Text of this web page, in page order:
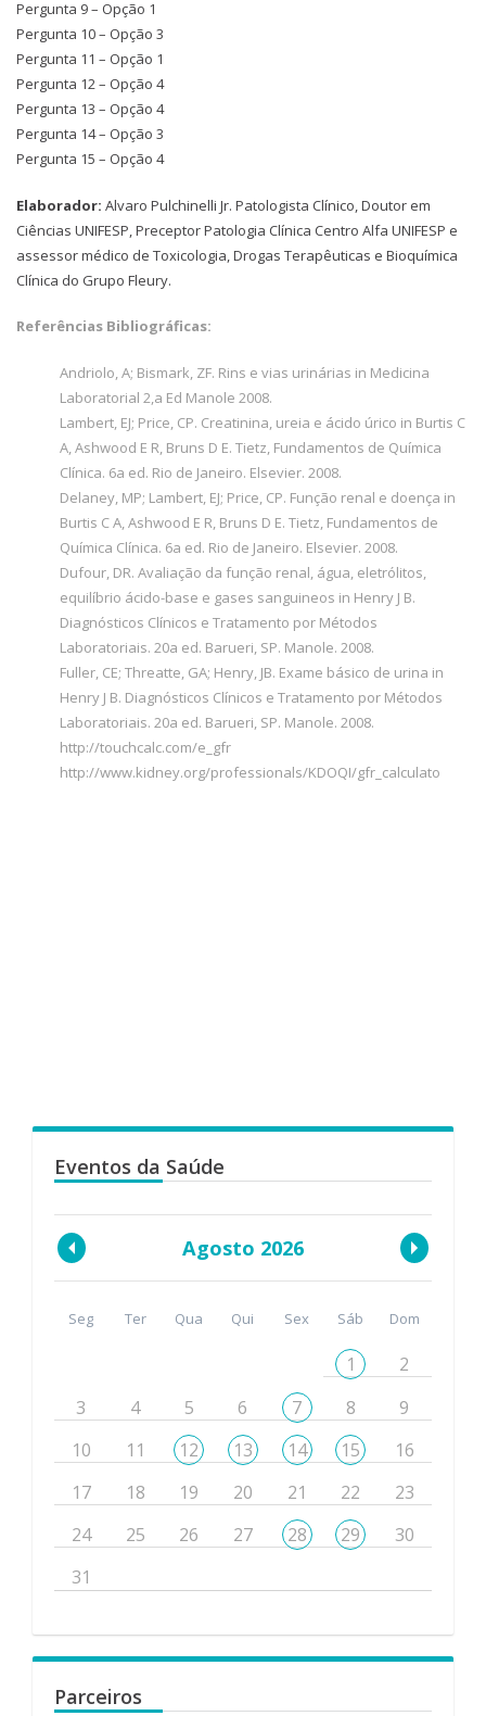
Pergunta 9 – Opção 1
Pergunta 10 – Opção 3
Pergunta 11 – Opção 1
Pergunta 12 – Opção 4
Pergunta 13 – Opção 4
Pergunta 14 – Opção 3
Pergunta 15 – Opção 4
Elaborador: Alvaro Pulchinelli Jr. Patologista Clínico, Doutor em
Ciências UNIFESP, Preceptor Patologia Clínica Centro Alfa UNIFESP e
assessor médico de Toxicologia, Drogas Terapêuticas e Bioquímica
Clínica do Grupo Fleury.
Referências Bibliográficas:
Andriolo, A; Bismark, ZF. Rins e vias urinárias in Medicina
Laboratorial 2,a Ed Manole 2008.
Lambert, EJ; Price, CP. Creatinina, ureia e ácido úrico in Burtis C
A, Ashwood E R, Bruns D E. Tietz, Fundamentos de Química
Clínica. 6a ed. Rio de Janeiro. Elsevier. 2008.
Delaney, MP; Lambert, EJ; Price, CP. Função renal e doença in
Burtis C A, Ashwood E R, Bruns D E. Tietz, Fundamentos de
Química Clínica. 6a ed. Rio de Janeiro. Elsevier. 2008.
Dufour, DR. Avaliação da função renal, água, eletrólitos,
equilíbrio ácido-base e gases sanguineos in Henry J B.
Diagnósticos Clínicos e Tratamento por Métodos
Laboratoriais. 20a ed. Barueri, SP. Manole. 2008.
Fuller, CE; Threatte, GA; Henry, JB. Exame básico de urina in
Henry J B. Diagnósticos Clínicos e Tratamento por Métodos
Laboratoriais. 20a ed. Barueri, SP. Manole. 2008.
http://touchcalc.com/e_gfr
http://www.kidney.org/professionals/KDOQI/gfr_calculato
Eventos da Saúde
Agosto 2026
Seg Ter Qua Qui Sex Sáb Dom
1
2
3
4 5 6 7 8
9
10
11 12 13 14 15
16
17
18 19 20 21 22
23
24
25 26 27 28 29
30
31
Parceiros